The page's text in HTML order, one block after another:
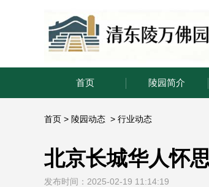
首页 陵园简介
首页 > 陵园动态 > 行业动态
北京长城华人怀
发布时间：2025-02-19 11:14:19